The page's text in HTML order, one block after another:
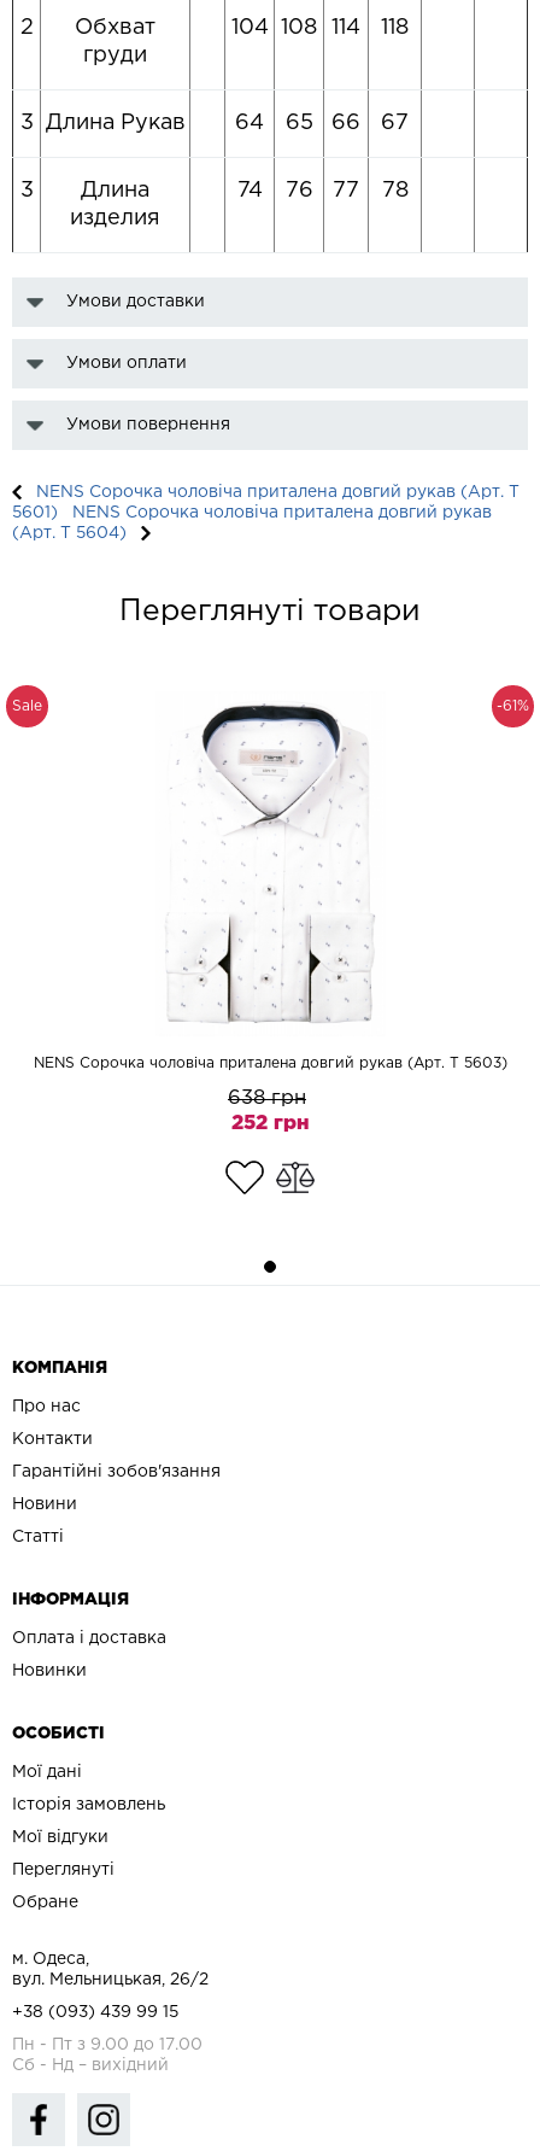
2
Обхват
груди
104 108 114 118
3 Длина Рукав 64 65 66 67
3
Длина
изделия
74 76 77 78
Умови доставки
Умови оплати
Умови повернення
NENS Сорочка чоловіча приталена довгий рукав (Арт. T
5601)
NENS Сорочка чоловіча приталена довгий рукав
(Арт. T 5604)
Переглянуті товари
-61%
Sale
NENS Сорочка чоловіча приталена довгий рукав (Арт. T 5603)
638 грн
252 грн
КОМПАНІЯ
Про нас
Контакти
Гарантійні зобов'язання
Новини
Статті
ІНФОРМАЦІЯ
Оплата і доставка
Новинки
ОСОБИСТІ
Мої дані
Історія замовлень
Мої відгуки
Переглянуті
Обране
м. Одеса,
вул. Мельницькая, 26/2
+38 (093) 439 99 15
Пн - Пт з 9.00 до 17.00
Сб - Нд – вихідний